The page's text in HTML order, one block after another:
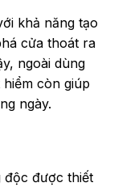
khả năng tạo
cửa thoát ra
ngoài dùng
còn giúp
ngày.
độc được thiết